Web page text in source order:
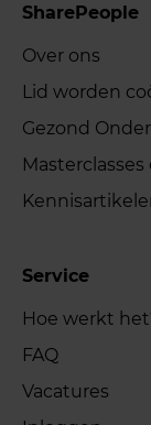
SharePeople
Over ons
Lid worden
Gezond
Service
Hoe werkt
FAQ
Vacatures